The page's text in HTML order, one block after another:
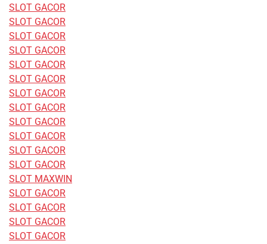
SLOT GACOR
SLOT GACOR
SLOT GACOR
SLOT GACOR
SLOT GACOR
SLOT GACOR
SLOT GACOR
SLOT GACOR
SLOT GACOR
SLOT GACOR
SLOT GACOR
SLOT GACOR
SLOT MAXWIN
SLOT GACOR
SLOT GACOR
SLOT GACOR
SLOT GACOR